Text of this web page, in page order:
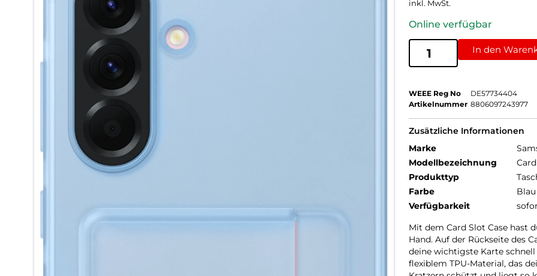
inkl. MwSt.
Online verfügbar
In den
WEEE Reg No
DE57734404
Artikelnummer 8806097243977
Zusätzliche Informationen
Marke
Modellbezeichnung
Produkttyp
Farbe
Blau
Verfügbarkeit
Mit dem Card Slot Case hast
Hand. Auf der Rückseite des
deine wichtigste Karte
flexiblem TPU-Material, das